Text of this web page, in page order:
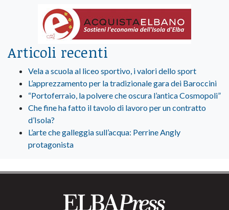
Articoli recenti
Vela a scuola al liceo sportivo, i valori dello sport
L’apprezzamento per la tradizionale gara dei Baroccini
“Portoferraio, la polvere che oscura l’antica Cosmopoli”
Che fine ha fatto il tavolo di lavoro per un contratto
d’Isola?
L’arte che galleggia sull’acqua: Perrine Angly
protagonista